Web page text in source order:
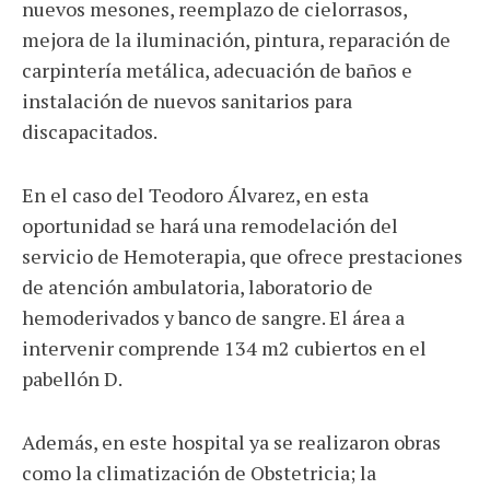
nuevos mesones, reemplazo de cielorrasos,
mejora de la iluminación, pintura, reparación de
carpintería metálica, adecuación de baños e
instalación de nuevos sanitarios para
discapacitados.
En el caso del Teodoro Álvarez, en esta
oportunidad se hará una remodelación del
servicio de Hemoterapia, que ofrece prestaciones
de atención ambulatoria, laboratorio de
hemoderivados y banco de sangre. El área a
intervenir comprende 134 m2 cubiertos en el
pabellón D.
Además, en este hospital ya se realizaron obras
como la climatización de Obstetricia; la